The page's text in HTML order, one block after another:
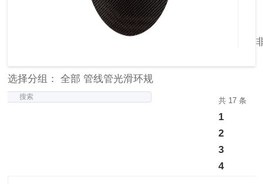
选择分组： 全部 管线管光滑环规
搜索 共 17 条
1
2
3
4